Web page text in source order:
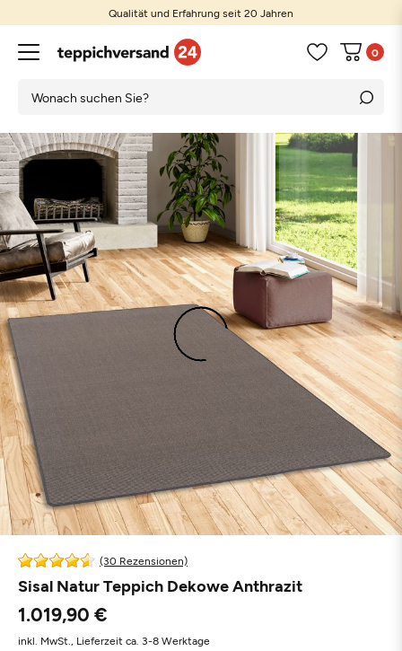
Qualität und Erfahrung seit 20 Jahren
0
(30 Rezensionen)
Sisal Natur Teppich Dekowe Anthrazit
1.019,90 €
inkl. MwSt., Lieferzeit ca. 3-8 Werktage